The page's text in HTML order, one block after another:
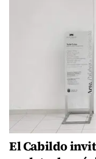
El Cabildo